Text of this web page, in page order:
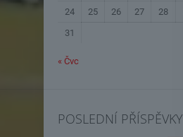
24
25 26 27 28
31
« Čvc
POSLEDNÍ PŘÍSPĚVKY